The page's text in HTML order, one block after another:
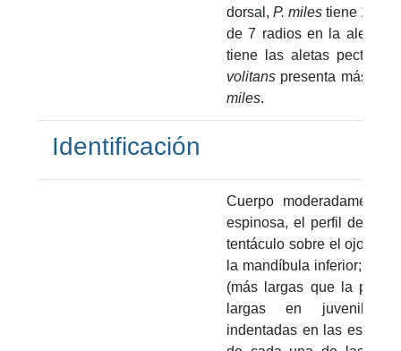
dorsal, P. miles tiene 10;
de 7 radios en la aleta
tiene las aletas
volitans presenta más
miles.
Identificación
Cuerpo moderadamente
espinosa, el perfil de la
tentáculo sobre el ojo;
la mandíbula inferior;
(más largas que la
largas en juveniles),
indentadas en las